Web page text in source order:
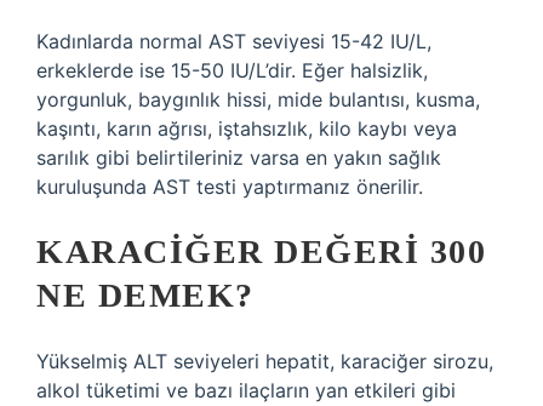
Kadınlarda normal AST seviyesi 15-42 IU/L,
erkeklerde ise 15-50 IU/L’dir. Eğer halsizlik,
yorgunluk, baygınlık hissi, mide bulantısı, kusma,
kaşıntı, karın ağrısı, iştahsızlık, kilo kaybı veya
sarılık gibi belirtileriniz varsa en yakın sağlık
kuruluşunda AST testi yaptırmanız önerilir.
KARACIĞER DEĞERI 300
NE DEMEK?
Yükselmiş ALT seviyeleri hepatit, karaciğer sirozu,
alkol tüketimi ve bazı ilaçların yan etkileri gibi